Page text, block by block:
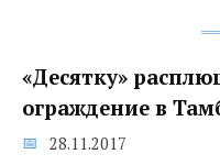
«Десятку»
ограждение‍ в
28.11.2017